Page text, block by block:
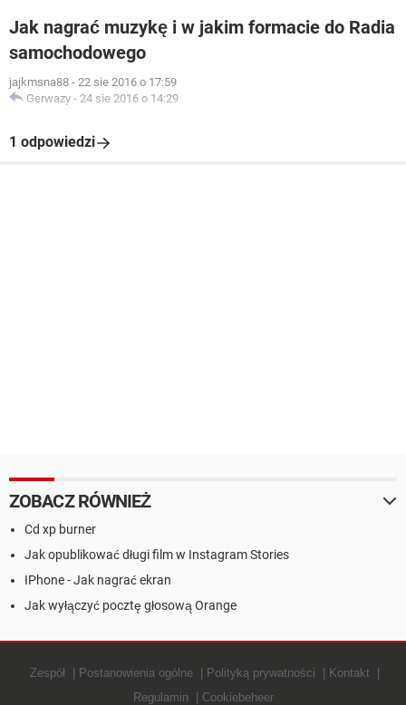
Jak nagrać muzykę i w jakim formacie do Radia
samochodowego
jajkmsna88 - 22 sie 2016 o 17:59
Gerwazy - 24 sie 2016 o 14:29
1 odpowiedzi
ZOBACZ RÓWNIEŻ
Cd xp burner
Jak opublikować długi film w Instagram Stories
IPhone - Jak nagrać ekran
Jak wyłączyć pocztę głosową Orange
Zespół Postanowienia ogólne Polityką prywatności
Kontakt
Regulamin
Cookiebeheer